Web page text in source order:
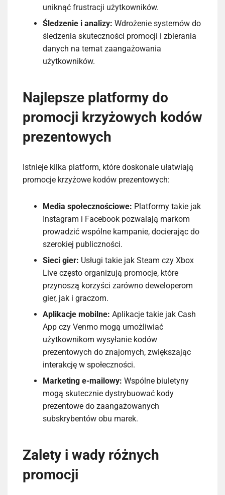
uniknąć frustracji użytkowników.
Śledzenie i analizy: Wdrożenie systemów do
śledzenia skuteczności promocji i zbierania
danych na temat zaangażowania
użytkowników.
Najlepsze platformy do
promocji krzyżowych kodów
prezentowych
Istnieje kilka platform, które doskonale ułatwiają
promocje krzyżowe kodów prezentowych:
Media społecznościowe: Platformy takie jak
Instagram i Facebook pozwalają markom
prowadzić wspólne kampanie, docierając do
szerokiej publiczności.
Sieci gier: Usługi takie jak Steam czy Xbox
Live często organizują promocje, które
przynoszą korzyści zarówno deweloperom
gier, jak i graczom.
Aplikacje mobilne: Aplikacje takie jak Cash
App czy Venmo mogą umożliwiać
użytkownikom wysyłanie kodów
prezentowych do znajomych, zwiększając
interakcję w społeczności.
Marketing e-mailowy: Wspólne biuletyny
mogą skutecznie dystrybuować kody
prezentowe do zaangażowanych
subskrybentów obu marek.
Zalety i wady różnych
promocji